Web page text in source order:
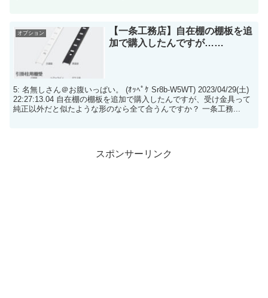
オプション
【一条工務店】自在棚の棚板を追
加で購入したんですが……
5: 名無しさん＠お腹いっぱい。 (ｵｯﾍﾟｹ Sr8b-W5WT) 2023/04/29(土)
22:27:13.04 自在棚の棚板を追加で購入したんですが、受け金具って
純正以外だと似たような形のなら全て合うんですか？ 一条工務...
スポンサーリンク